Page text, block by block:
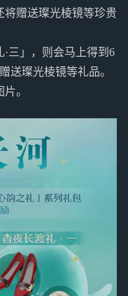
将赠送璨光棱镜等珍贵
三」，则会马上得到6
送璨光棱镜等礼品。
。